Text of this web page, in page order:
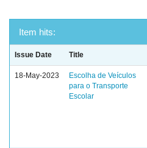
Item hits:
Issue Date Title
18-May-2023
Escolha de Veículos
para o Transporte
Escolar